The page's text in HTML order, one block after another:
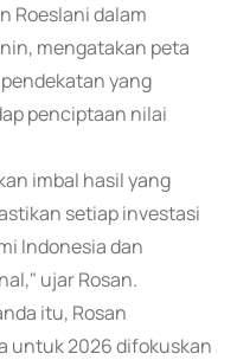
Roeslani dalam
mengatakan peta
yang
penciptaan nilai
imbal hasil yang
setiap investasi
Indonesia dan
ujar Rosan.
itu, Rosan
untuk 2026 difokuskan